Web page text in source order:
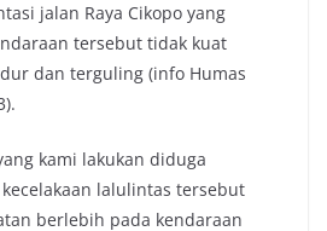
jalan Raya Cikopo yang
tersebut tidak kuat
dan terguling (info Humas
kami lakukan diduga
lalulintas tersebut
berlebih pada kendaraan